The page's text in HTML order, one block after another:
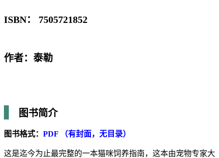
ISBN： 7505721852
作者：泰勒
图书简介
图书格式： PDF （有封面，无目录）
这是迄今为止最完整的一本猫咪饲养指南，这本由宠物专家大